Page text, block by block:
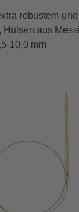
robustem
Hülsen aus
10,0 mm